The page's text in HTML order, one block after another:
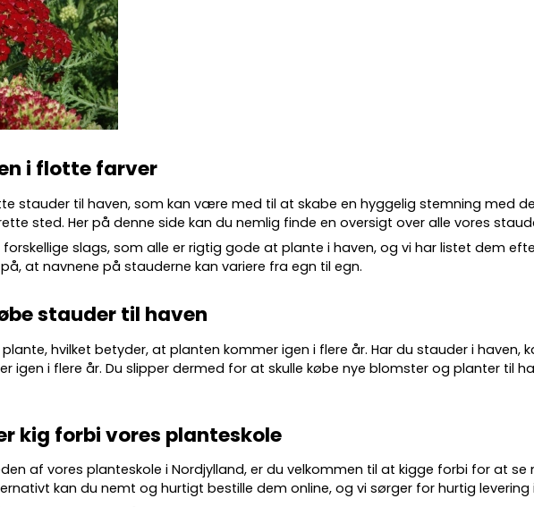
i flotte farver
stauder til haven, som kan være med til at skabe en hyggelig stemning med
sted. Her på denne side kan du nemlig finde en oversigt over alle vores
forskellige slags, som alle er rigtig gode at plante i haven, og vi har listet dem
at navnene på stauderne kan variere fra egn til egn.
stauder til haven
hvilket betyder, at planten kommer igen i flere år. Har du stauder i haven,
igen i flere år. Du slipper dermed for at skulle købe nye blomster og planter til
kig forbi vores planteskole
af vores planteskole i Nordjylland, er du velkommen til at kigge forbi for at
kan du nemt og hurtigt bestille dem online, og vi sørger for hurtig levering